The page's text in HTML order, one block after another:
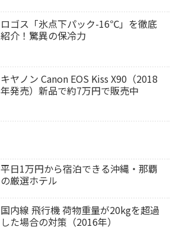
ロゴス「氷点下パック-16℃」を徹底
紹介！驚異の保冷力
キヤノン Canon EOS Kiss X90（2018
年発売）新品で約7万円で販売中
平日1万円から宿泊できる沖縄・那覇
の厳選ホテル
国内線 飛行機 荷物重量が20kgを超過
した場合の対策（2016年）